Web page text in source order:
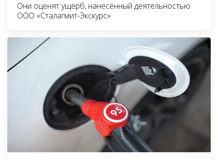
Они оценят ущерб, нанесённый деятельностью
ООО «Сталагмит-Экскурс»